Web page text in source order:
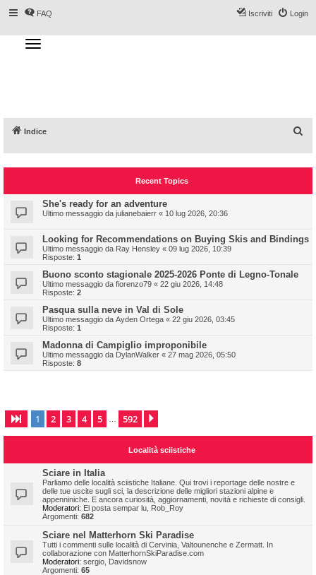
FAQ Login
Iscriviti
T
o
g
a
t
Indice
Recent Topics
She's ready for an adventure
Ultimo messaggio da julianebaierr « 10 lug 2026, 20:36
Looking for Recommendations on Buying Skis and Bindings
Ultimo messaggio da Ray Hensley « 09 lug 2026, 10:39
Risposte: 1
Buono sconto stagionale 2025-2026 Ponte di Legno-Tonale
Ultimo messaggio da fiorenzo79 « 22 giu 2026, 14:48
Risposte: 2
Pasqua sulla neve in Val di Sole
Ultimo messaggio da Ayden Ortega « 22 giu 2026, 03:45
Risposte: 1
Madonna di Campiglio improponibile
Ultimo messaggio da DylanWalker « 27 mag 2026, 05:50
Risposte: 8
Pagina di 592
1 2 3 4 5 592
Località sciistiche
Sciare in Italia
Parliamo delle località sciistiche Italiane. Qui trovi i reportage delle nostre e
delle tue uscite sugli sci, la descrizione delle migliori stazioni alpine e
appenniniche. E ancora curiosità, aggiornamenti, novità e richieste di consigli.
Moderatori: El posta sempar lu Rob_Roy
Argomenti: 682
Sciare nel Matterhorn Ski Paradise
Tutti i commenti sulle località di Cervinia, Valtounenche e Zermatt. In
collaborazione con MatterhornSkiParadise.com
Moderatori: sergio Davidsnow
Argomenti: 65